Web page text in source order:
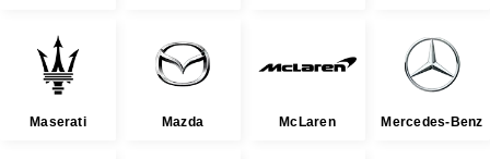
Maserati Mazda McLaren Mercedes-Benz